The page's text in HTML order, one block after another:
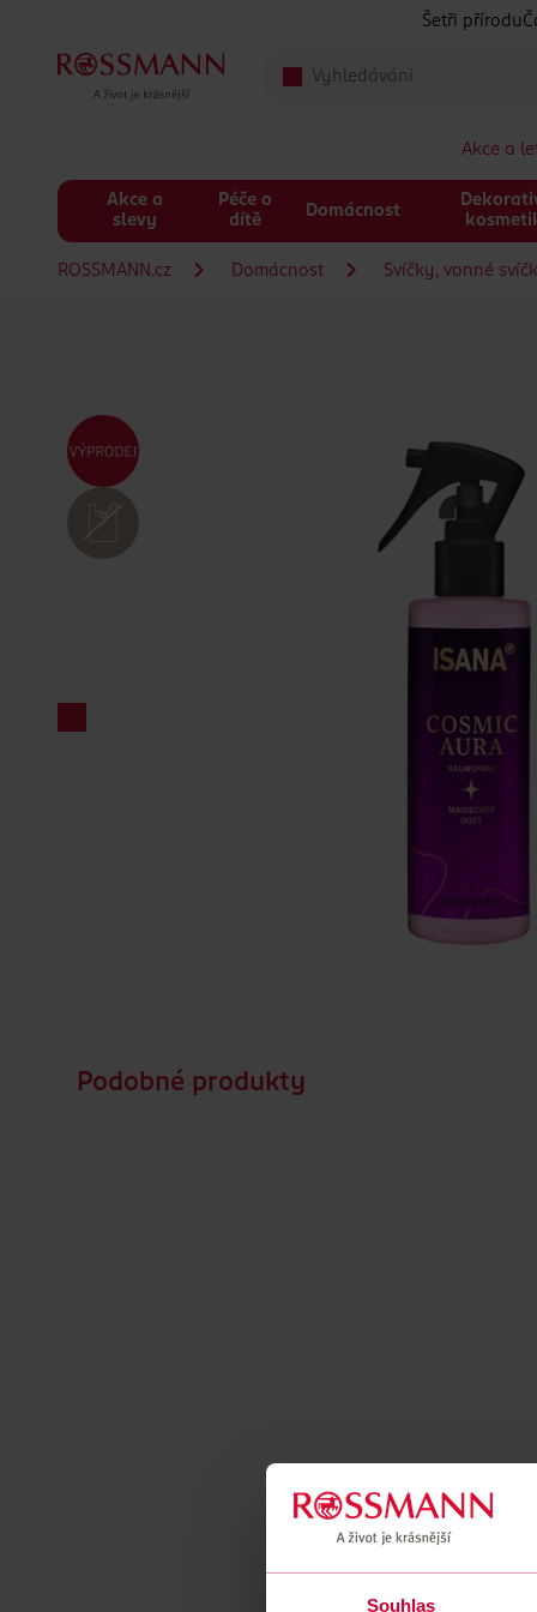
Souhlas
Šetři přírodu
Akce a
Akce a
slevy
Péče o
dítě
Domácnost
ROSSMANN.cz Domácnost Svíčky, vonné
Podobné produkty